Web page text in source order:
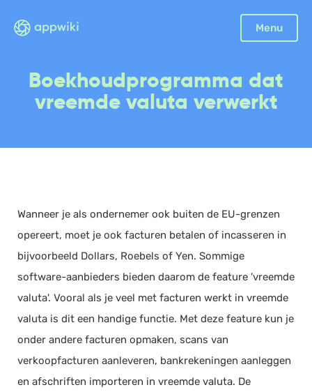
Menu
Sluiten
Facturatie
Aangifte
Scan en herken
Offerte
Documentmanagement
Projectmanagement
Workflowmanagement
Boekhoudprogramma dat
vreemde valuta verwerkt
Wanneer je als ondernemer ook buiten de EU-grenzen
opereert, moet je ook facturen betalen of incasseren in
bijvoorbeeld Dollars, Roebels of Yen. Sommige
software-aanbieders bieden daarom de feature 'vreemde
valuta'. Vooral als je veel met facturen werkt in vreemde
valuta is dit een handige functie. Met deze feature kun je
onder andere facturen opmaken, scans van
verkoopfacturen aanleveren, bankrekeningen aanleggen
en afschriften importeren in vreemde valuta. De